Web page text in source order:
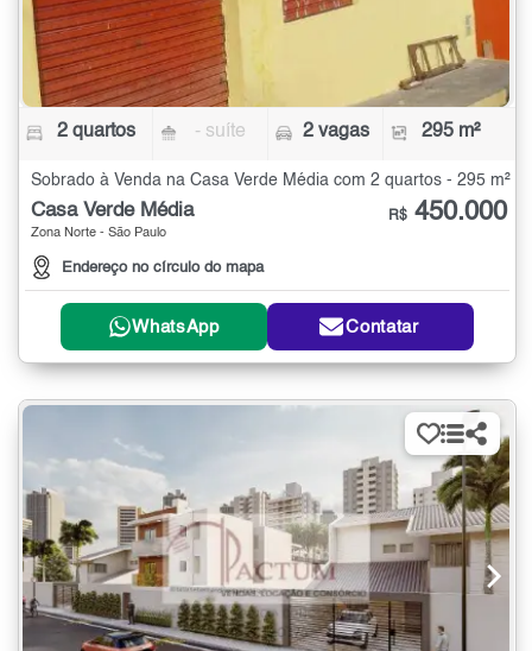
2 quartos - suíte 2 vagas 295 m²
Sobrado à Venda na Casa Verde Média com 2 quartos - 295 m²
Casa Verde Média
Zona Norte - São Paulo
Endereço no círculo do mapa
R$ 450.000
WhatsApp Contatar